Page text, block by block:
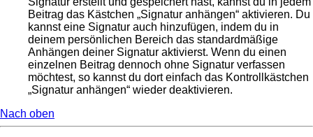
Beitrag das Kästchen „Signatur anhängen“ aktivieren. Du
kannst eine Signatur auch hinzufügen, indem du in
deinem persönlichen Bereich das standardmäßige
Anhängen deiner Signatur aktivierst. Wenn du einen
einzelnen Beitrag dennoch ohne Signatur verfassen
möchtest, so kannst du dort einfach das Kontrollkästchen
„Signatur anhängen“ wieder deaktivieren.
Nach oben